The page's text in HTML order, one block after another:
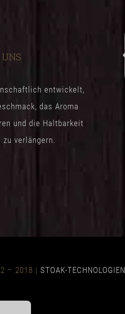
entwickelt,
das Aroma
und die Haltbarkeit
verlängern.
– 2018 | STOAK-TECHNOLOGIEN